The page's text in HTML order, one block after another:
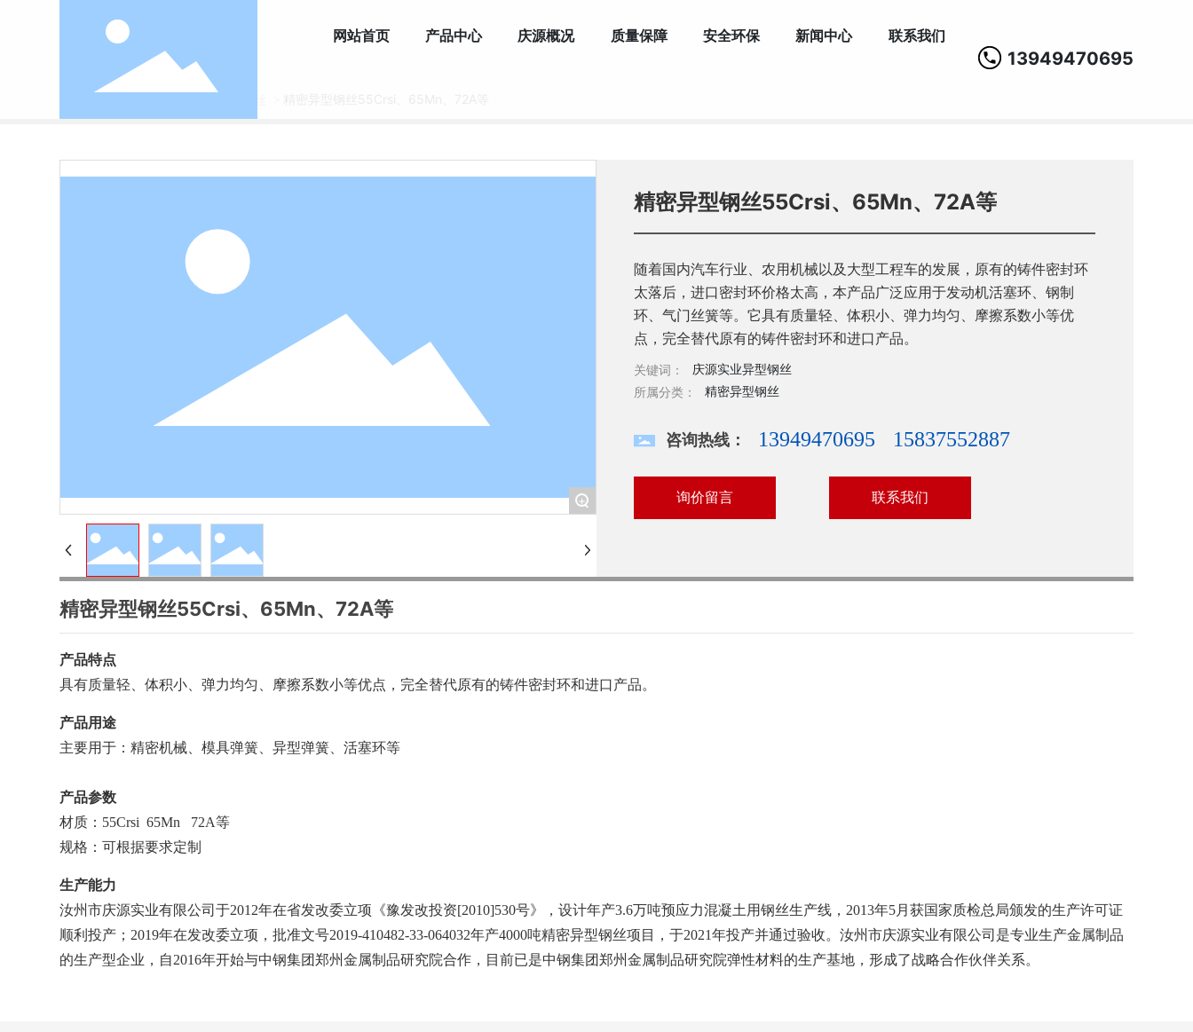
网站首页 产品中心 庆源概况 质量保障 安全环保 新闻中心 联系我们
13949470695
+
精密异型钢丝55Crsi、65Mn、72A等
随着国内汽车行业、农用机械以及大型工程车的发展，原有的铸件密封环
太落后，进口密封环价格太高，本产品广泛应用于发动机活塞环、钢制
环、气门丝簧等。它具有质量轻、体积小、弹力均匀、摩擦系数小等优
点，完全替代原有的铸件密封环和进口产品。
关键词：
庆源实业异型钢丝
所属分类：
精密异型钢丝
咨询热线： 13949470695 15837552887
询价留言 联系我们
精密异型钢丝55Crsi、65Mn、72A等
产品特点
具有质量轻、体积小、弹力均匀、摩擦系数小等优点，完全替代原有的铸件密封环和进口产品。
产品用途
主要用于：精密机械、模具弹簧、异型弹簧、活塞环等
产品参数
材质：55Crsi 65Mn 72A等
规格：可根据要求定制
生产能力
汝州市庆源实业有限公司于2012年在省发改委立项《豫发改投资[2010]530号》，设计年产3.6万吨预应力混凝土用钢丝生产线，2013年5月获国家质检总局颁发的生产许可证
顺利投产；2019年在发改委立项，批准文号2019-410482-33-064032年产4000吨精密异型钢丝项目，于2021年投产并通过验收。汝州市庆源实业有限公司是专业生产金属制品
的生产型企业，自2016年开始与中钢集团郑州金属制品研究院合作，目前已是中钢集团郑州金属制品研究院弹性材料的生产基地，形成了战略合作伙伴关系。